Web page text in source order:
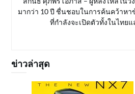
มากว่า 10 ปี ชื่นชอบในการค้นคว้าห
ที่กำลังจะเปิดตัวทั้งในไทย
ข่าวล่าสุด